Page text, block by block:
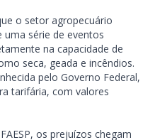
o setor agropecuário
série de eventos
na capacidade de
seca, geada e incêndios.
pelo Governo Federal,
tarifária, com valores
os prejuízos chegam